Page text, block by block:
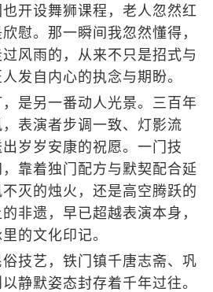
开设舞狮课程，老人忽然红
慰。那一瞬间我忽然懂得，
风雨的，从来不只是招式与
发自内心的执念与期盼。
另一番动人光景。三百年
表演者步调一致、灯影流
岁岁安康的祝愿。一门技
靠着独门配方与默契配合延
灭的烛火，还是高空腾跃的
非遗，早已超越表演本身，
的文化印记。
艺，铁门镇千唐志斋、巩
静默姿态封存着千年过往。